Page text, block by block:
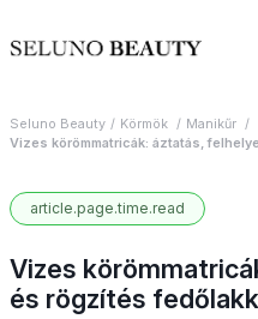
Seluno Beauty Körmök
Manikűr
Vizes körömmatricák: áztatás,
article.page.time.read
Vizes
és rögzítés